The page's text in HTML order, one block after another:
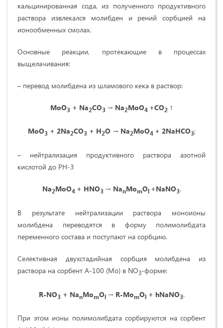
кальцинированная сода, из полученного продуктивного
раствора извлекался молибден и рений сорбцией на
ионообменных смолах.
Основные реакции, протекающие в процессах
выщелачивания:
– перевод молибдена из шламового кека в раствор:
MoO3 + Na2CO3 → Na2MoO4 +CO2↑
MoO3 + 2Na2CO3 + H2O → Na2MoO4 + 2NaHCO3;
– нейтрализация продуктивного раствора азотной
кислотой до РН-3
Na2MoO4 + HNO3 → NanMomOl +NaNO3.
В результате нейтрализации раствора моноионы
молибдена переводятся в форму полимолибдата
переменного состава и поступают на сорбцию.
Селективная двухстадийная сорбция молибдена из
раствора на сорбент А-100 (Мо) в NO3-форме:
R-NO3 + NanMomOl → R-MomOl+ hNaNO3.
При этом ионы полимолибдата сорбируются на сорбент